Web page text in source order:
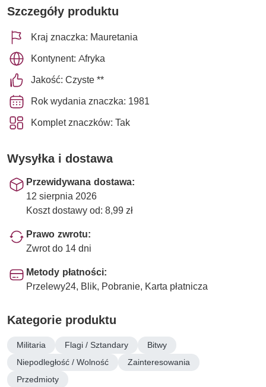
Szczegóły produktu
Kraj znaczka: Mauretania
Kontynent: Afryka
Jakość: Czyste **
Rok wydania znaczka: 1981
Komplet znaczków: Tak
Wysyłka i dostawa
Przewidywana dostawa:
12 sierpnia 2026
Koszt dostawy od: 8,99 zł
Prawo zwrotu:
Zwrot do 14 dni
Metody płatności:
Przelewy24, Blik, Pobranie, Karta płatnicza
Kategorie produktu
Militaria Flagi / Sztandary
Bitwy
Niepodległość / Wolność
Zainteresowania
Przedmioty